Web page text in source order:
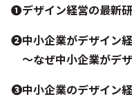
❶デザイン経営の最新
❷中小企業がデザイン
〜なぜ中小企業がデ
❸中小企業のデザイン